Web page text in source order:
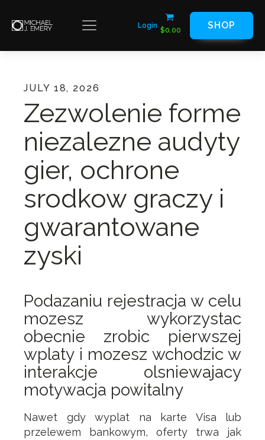
Login
$0.00 SHOP
JULY 18, 2026
Zezwolenie forme
niezalezne audyty
gier, ochrone
srodkow graczy i
gwarantowane
zyski
Podazaniu rejestracja w celu
mozesz wykorzystac
obecnie zrobic pierwszej
wplaty i mozesz wchodzic w
interakcje olsniewajacy
motywacja powitalny
Nawet gdy wyplat na karte Visa lub
przelewem bankowym, oferty trwa jak